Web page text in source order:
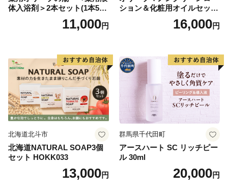
体入浴剤＞2本セット(1本500
11,000円
ション＆化粧用オイルセット
美容グッズ スキンケア 化粧
16,000円
北海道北斗市
北海道NATURAL SOAP3個
セット HOKK033
13,000円
群馬県千代田町
アースハート SC リッチピー
ル 30ml
20,000円